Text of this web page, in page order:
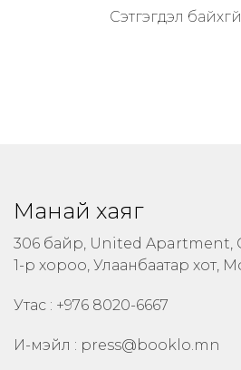
Сэтгэгдэл
Манай хаяг
306 байр, United Apartment,
1-р хороо, Улаанбаатар хот,
Утас : +976 8020-6667
И-мэйл : press@booklo.mn